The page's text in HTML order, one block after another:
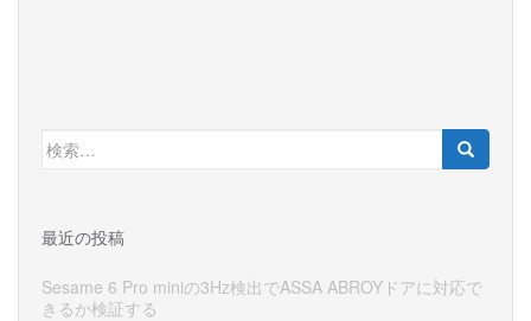
検
索:
最近の投稿
Sesame 6 Pro miniの3Hz検出でASSA ABROYドアに対応で
きるか検証する